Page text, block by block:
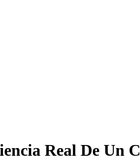
Real De Un